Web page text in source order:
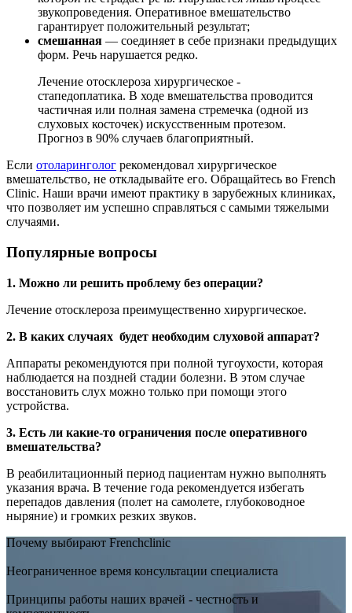
звукопроведения. Оперативное вмешательство
гарантирует положительный результат;
смешанная — соединяет в себе признаки предыдущих
форм. Речь нарушается редко.
Лечение отосклероза хирургическое -
стапедоплатика. В ходе вмешательства проводится
частичная или полная замена стремечка (одной из
слуховых косточек) искусственным протезом.
Прогноз в 90% случаев благоприятный.
Если отоларинголог рекомендовал хирургическое
вмешательство, не откладывайте его. Обращайтесь во French
Clinic. Наши врачи имеют практику в зарубежных клиниках,
что позволяет им успешно справляться с самыми тяжелыми
случаями.
Популярные вопросы
1. Можно ли решить проблему без операции?
Лечение отосклероза преимущественно хирургическое.
2. В каких случаях будет необходим слуховой аппарат?
Аппараты рекомендуются при полной тугоухости, которая
наблюдается на поздней стадии болезни. В этом случае
восстановить слух можно только при помощи этого
устройства.
3. Есть ли какие-то ограничения после оперативного
вмешательства?
В реабилитационный период пациентам нужно выполнять
указания врача. В течение года рекомендуется избегать
перепадов давления (полет на самолете, глубоководное
ныряние) и громких резких звуков.
Почему выбирают Frenchclinic
Неограниченное время консультации специалиста
Принципы работы наших врачей - честность и